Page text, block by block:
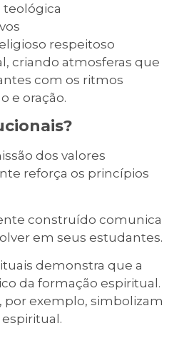
teológica
respeitoso
criando atmosferas que
com os ritmos
e oração.
dos valores
reforça os princípios
construído comunica
em seus estudantes.
demonstra que a
da formação espiritual.
por exemplo, simbolizam